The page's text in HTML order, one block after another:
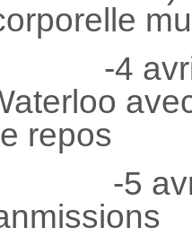
repos